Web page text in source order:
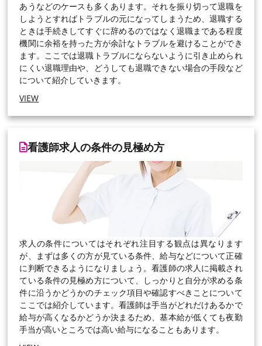
あうなどのケースも多くあります。それを振り切って退職を
しようとすればトラブルの元になってしまうため、退職する
ときは手続きしてすぐに辞めるのではなく退職まである程度
機関に余裕を持った方が余計なトラブルを避けることができ
ます。ここでは退職トラブルにならないように引き止められ
にくい退職理由や、どうしても退職できない場合の手段など
について紹介していきます。
VIEW
看護師求人の条件の見極め方
求人の条件についてはそれぞれ注目する観点は異なります
が、まずは多くの方が見ている条件、給与などについて正確
に判断できるようになりましょう。看護師の求人に掲載され
ている条件の見極め方について、しっかりと自分が求める条
件に沿うかどうかのチェック項目や確認すべきことについて
ここでは紹介しています。看護師は手当がどれだけあるかで
給与が高くなるかどうか決まるため、基本給が低くても夜勤
手当が高いところでは高い給与になることもあります。